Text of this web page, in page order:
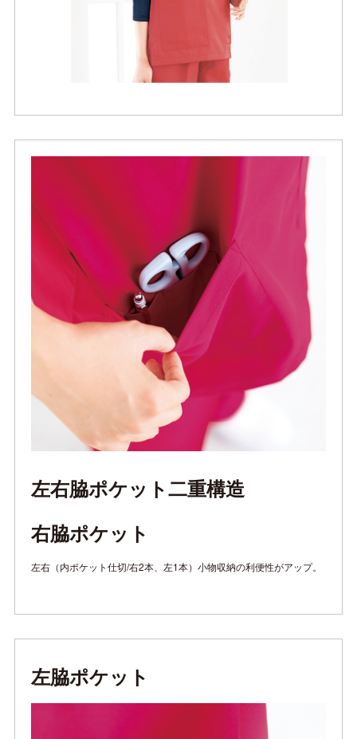
左右脇ポケット二重構造
右脇ポケット
左右（内ポケット仕切/右2本、左1本）小物収納の利便性がアップ。
左脇ポケット